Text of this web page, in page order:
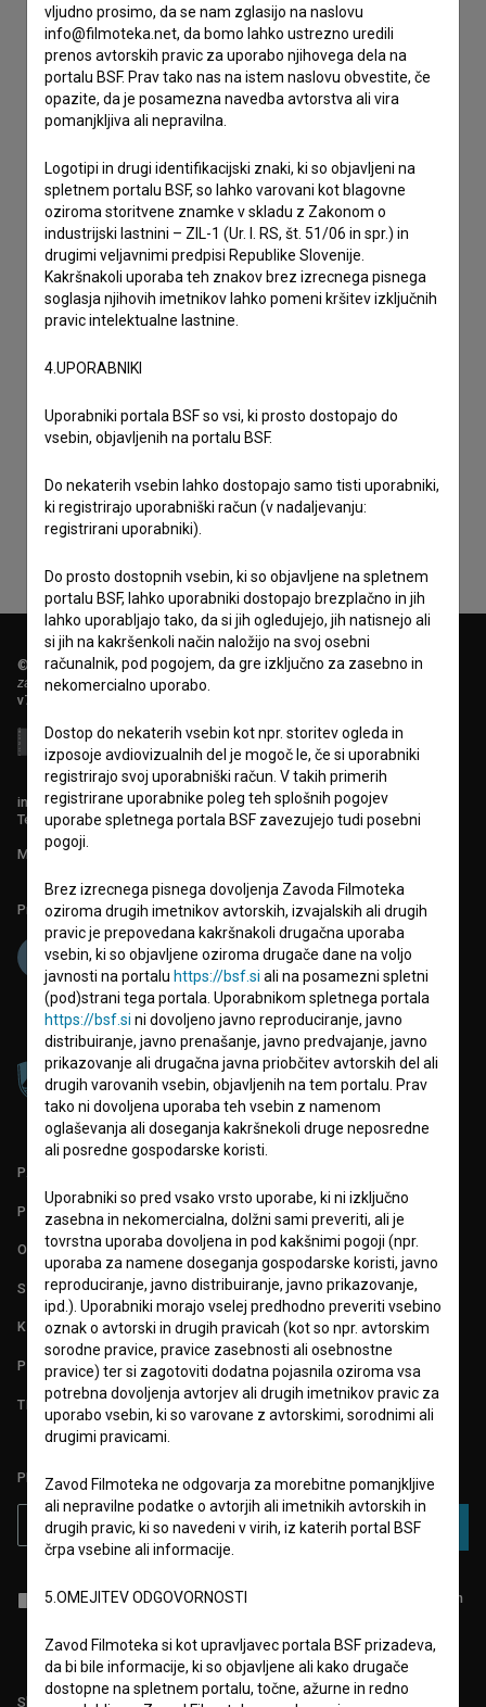
Sprejemam splošne pogoje
zbiranje, hrambo in obdelavo osebnih podatkov.
© 2018-2026, Filmoteka,
zavod za širjenje filmske kulture
v7.149.2
info@filmoteka.si
Tehnična pomoč: podpora@bsf.si
Mednarodna številka ISSN 2670-787X
Projekt sofinancira:
PARTNERJI
POGOJI UPORABE
O PROJEKTU
STATISTIKA
KONTAKT
POGOSTA VPRAŠANJA
TEST FUNKCIONALNOSTI
PRIJAVITE SE NA BSF NOVIČNIK:
PRIJAVA
Sprejemamsplošne pogojein dajem
za zbiranje, hrambo in
Sledite nam na:
vljudno prosimo, da se nam zglasijo na naslovu
info@filmoteka.net, da bomo lahko ustrezno uredili
prenos avtorskih pravic za uporabo njihovega dela na
portalu BSF. Prav tako nas na istem naslovu obvestite, če
opazite, da je posamezna navedba avtorstva ali vira
pomanjkljiva ali nepravilna.
Logotipi in drugi identifikacijski znaki, ki so objavljeni na
spletnem portalu BSF, so lahko varovani kot blagovne
oziroma storitvene znamke v skladu z Zakonom o
industrijski lastnini – ZIL-1 (Ur. l. RS, št. 51/06 in spr.) in
drugimi veljavnimi predpisi Republike Slovenije.
Kakršnakoli uporaba teh znakov brez izrecnega pisnega
soglasja njihovih imetnikov lahko pomeni kršitev izključnih
pravic intelektualne lastnine.
4.UPORABNIKI
Uporabniki portala BSF so vsi, ki prosto dostopajo do
vsebin, objavljenih na portalu BSF.
Do nekaterih vsebin lahko dostopajo samo tisti uporabniki,
ki registrirajo uporabniški račun (v nadaljevanju:
registrirani uporabniki).
Do prosto dostopnih vsebin, ki so objavljene na spletnem
portalu BSF, lahko uporabniki dostopajo brezplačno in jih
lahko uporabljajo tako, da si jih ogledujejo, jih natisnejo ali
si jih na kakršenkoli način naložijo na svoj osebni
računalnik, pod pogojem, da gre izključno za zasebno in
nekomercialno uporabo.
Dostop do nekaterih vsebin kot npr. storitev ogleda in
izposoje avdiovizualnih del je mogoč le, če si uporabniki
registrirajo svoj uporabniški račun. V takih primerih
registrirane uporabnike poleg teh splošnih pogojev
uporabe spletnega portala BSF zavezujejo tudi posebni
pogoji.
Brez izrecnega pisnega dovoljenja Zavoda Filmoteka
oziroma drugih imetnikov avtorskih, izvajalskih ali drugih
pravic je prepovedana kakršnakoli drugačna uporaba
vsebin, ki so objavljene oziroma drugače dane na voljo
javnosti na portalu https://bsf.si ali na posamezni spletni
(pod)strani tega portala. Uporabnikom spletnega portala
https://bsf.si ni dovoljeno javno reproduciranje, javno
distribuiranje, javno prenašanje, javno predvajanje, javno
prikazovanje ali drugačna javna priobčitev avtorskih del ali
drugih varovanih vsebin, objavljenih na tem portalu. Prav
tako ni dovoljena uporaba teh vsebin z namenom
oglaševanja ali doseganja kakršnekoli druge neposredne
ali posredne gospodarske koristi.
Uporabniki so pred vsako vrsto uporabe, ki ni izključno
zasebna in nekomercialna, dolžni sami preveriti, ali je
tovrstna uporaba dovoljena in pod kakšnimi pogoji (npr.
uporaba za namene doseganja gospodarske koristi, javno
reproduciranje, javno distribuiranje, javno prikazovanje,
ipd.). Uporabniki morajo vselej predhodno preveriti vsebino
oznak o avtorski in drugih pravicah (kot so npr. avtorskim
sorodne pravice, pravice zasebnosti ali osebnostne
pravice) ter si zagotoviti dodatna pojasnila oziroma vsa
potrebna dovoljenja avtorjev ali drugih imetnikov pravic za
uporabo vsebin, ki so varovane z avtorskimi, sorodnimi ali
drugimi pravicami.
Zavod Filmoteka ne odgovarja za morebitne pomanjkljive
ali nepravilne podatke o avtorjih ali imetnikih avtorskih in
drugih pravic, ki so navedeni v virih, iz katerih portal BSF
črpa vsebine ali informacije.
5.OMEJITEV ODGOVORNOSTI
Zavod Filmoteka si kot upravljavec portala BSF prizadeva,
da bi bile informacije, ki so objavljene ali kako drugače
dostopne na spletnem portalu, točne, ažurne in redno